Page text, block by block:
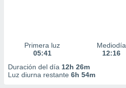
Primera luz
05:41
Mediodía
12:16
Duración del día 12h 26m
Luz diurna restante 6h 54m